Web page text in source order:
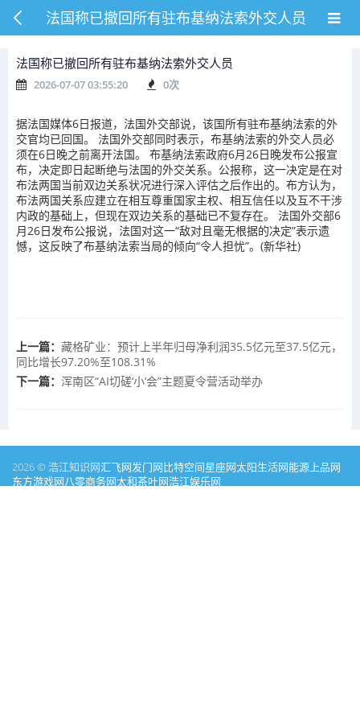
法国称已撤回所有驻布基纳法索外交人员
法国称已撤回所有驻布基纳法索外交人员
2026-07-07 03:55:20 0次
据法国媒体6日报道，法国外交部说，该国所有驻布基纳法索的外
交官均已回国。 法国外交部同时表示，布基纳法索的外交人员必
须在6日晚之前离开法国。 布基纳法索政府6月26日晚发布公报宣
布，决定即日起断绝与法国的外交关系。公报称，这一决定是在对
布法两国当前双边关系状况进行深入评估之后作出的。布方认为，
布法两国关系应建立在相互尊重国家主权、相互信任以及互不干涉
内政的基础上，但现在双边关系的基础已不复存在。 法国外交部6
月26日发布公报说，法国对这一“敌对且毫无根据的决定”表示遗
憾，这反映了布基纳法索当局的倾向“令人担忧”。(新华社)
上一篇： 藏格矿业：预计上半年归母净利润35.5亿元至37.5亿元，
同比增长97.20%至108.31%
下一篇： 浑南区“AI切磋‘小’会”主题夏令营活动举办
2026 © 浩江知识网汇飞网发门网比特空间星座网太阳生活网能源 上品网
东方游戏网八零商务网太和茶叶网浩江娱乐网